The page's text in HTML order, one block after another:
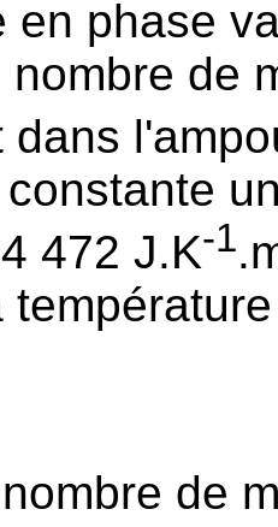
en phase
nombre de
dans
472 J.K-1
de